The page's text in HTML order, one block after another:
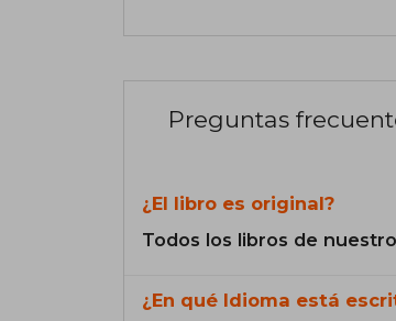
Preguntas
¿El libro es original?
Todos los libros de
¿En qué Idioma está